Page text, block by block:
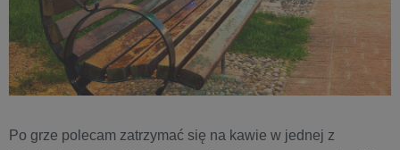
Po grze polecam zatrzymać się na kawie w jednej z